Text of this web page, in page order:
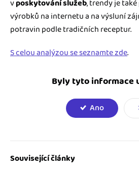
vposkytování služeb, trendy je
výrobků na internetu a na výsluní
potravin podle tradičních receptur.
S celou analýzou se seznamte zde.
Byly tyto informace
Ano
Související články